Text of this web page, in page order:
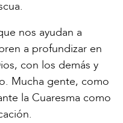
nos ayudan a
a profundizar en
con los demás y
Mucha gente, como
la Cuaresma como